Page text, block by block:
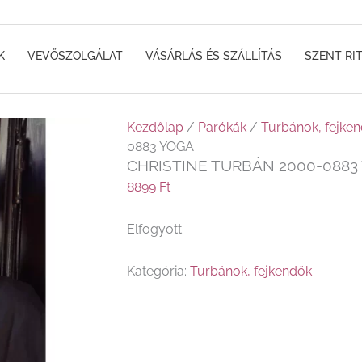
VEVŐSZOLGÁLAT VÁSÁRLÁS ÉS SZÁLLÍTÁS SZENT
Kezdőlap/ Parókák/ Turbánok,
0883 YOGA
CHRISTINE TURBÁN 2000-0883
8899 Ft
Elfogyott
Kategória: Turbánok, fejkendők